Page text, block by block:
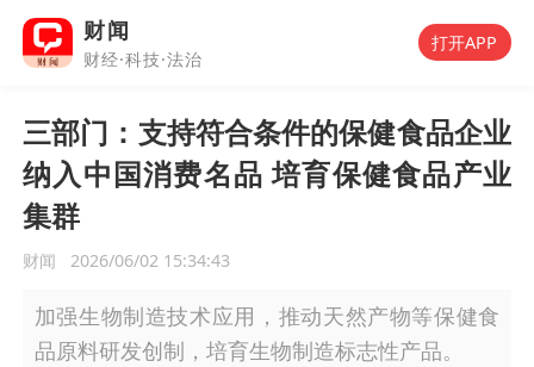
财闻
财经·科技·法治
打开APP
三部门：支持符合条件的保健食品企业
纳入中国消费名品 培育保健食品产业
集群
财闻 2026/06/02 15:34:43
加强生物制造技术应用，推动天然产物等保健食
品原料研发创制，培育生物制造标志性产品。